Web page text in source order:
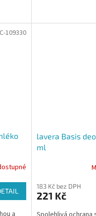
109330
lavera Basis
ml
183 Kč bez DPH
221 Kč